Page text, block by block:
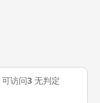
可访问3 无判定